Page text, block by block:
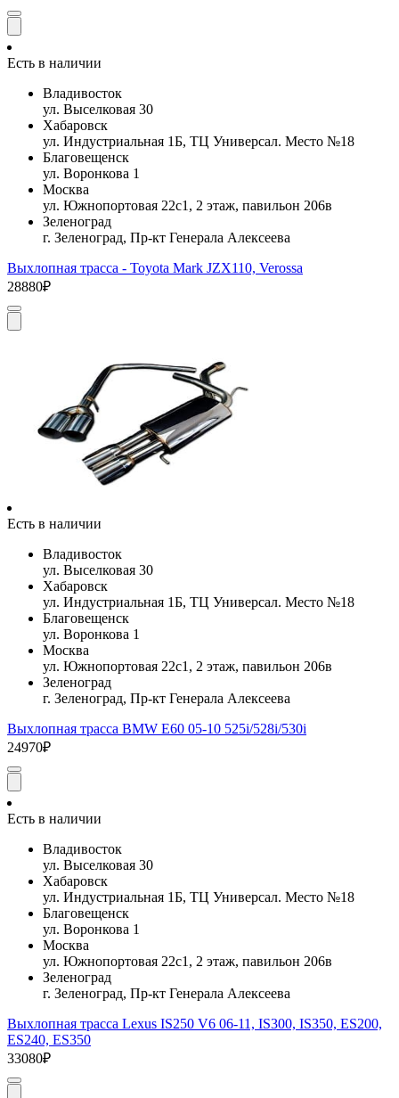
Есть в наличии
Владивосток
ул. Выселковая 30
Хабаровск
ул. Индустриальная 1Б, ТЦ Универсал. Место №18
Благовещенск
ул. Воронкова 1
Москва
ул. Южнопортовая 22с1, 2 этаж, павильон 206в
Зеленоград
г. Зеленоград, Пр-кт Генерала Алексеева
Выхлопная трасса - Toyota Mark JZX110, Verossa
28880₽
Есть в наличии
Владивосток
ул. Выселковая 30
Хабаровск
ул. Индустриальная 1Б, ТЦ Универсал. Место №18
Благовещенск
ул. Воронкова 1
Москва
ул. Южнопортовая 22с1, 2 этаж, павильон 206в
Зеленоград
г. Зеленоград, Пр-кт Генерала Алексеева
Выхлопная трасса BMW E60 05-10 525i/528i/530i
24970₽
Есть в наличии
Владивосток
ул. Выселковая 30
Хабаровск
ул. Индустриальная 1Б, ТЦ Универсал. Место №18
Благовещенск
ул. Воронкова 1
Москва
ул. Южнопортовая 22с1, 2 этаж, павильон 206в
Зеленоград
г. Зеленоград, Пр-кт Генерала Алексеева
Выхлопная трасса Lexus IS250 V6 06-11, IS300, IS350, ES200,
ES240, ES350
33080₽